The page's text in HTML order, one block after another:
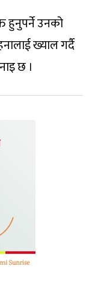
हुनुपर्ने उनको
ख्याल गर्दै
छ ।